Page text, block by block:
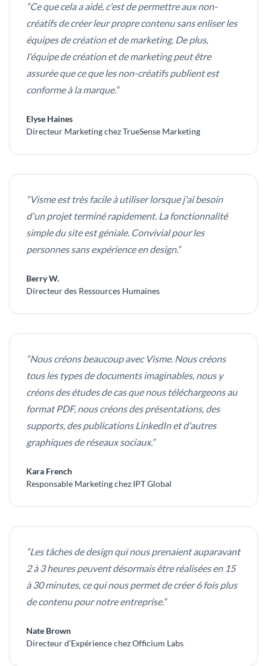
“Ce que cela a aidé, c'est de permettre aux non-
créatifs de créer leur propre contenu sans enliser les
équipes de création et de marketing. De plus,
l'équipe de création et de marketing peut être
assurée que ce que les non-créatifs publient est
conforme à la marque.”
Elyse Haines
Directeur Marketing chez TrueSense Marketing
“Visme est très facile à utiliser lorsque j'ai besoin
d'un projet terminé rapidement. La fonctionnalité
simple du site est géniale. Convivial pour les
personnes sans expérience en design.”
Berry W.
Directeur des Ressources Humaines
“Nous créons beaucoup avec Visme. Nous créons
tous les types de documents imaginables, nous y
créons des études de cas que nous téléchargeons au
format PDF, nous créons des présentations, des
supports, des publications LinkedIn et d'autres
graphiques de réseaux sociaux.”
Kara French
Responsable Marketing chez IPT Global
“Les tâches de design qui nous prenaient auparavant
2 à 3 heures peuvent désormais être réalisées en 15
à 30 minutes, ce qui nous permet de créer 6 fois plus
de contenu pour notre entreprise.”
Nate Brown
Directeur d’Expérience chez Officium Labs